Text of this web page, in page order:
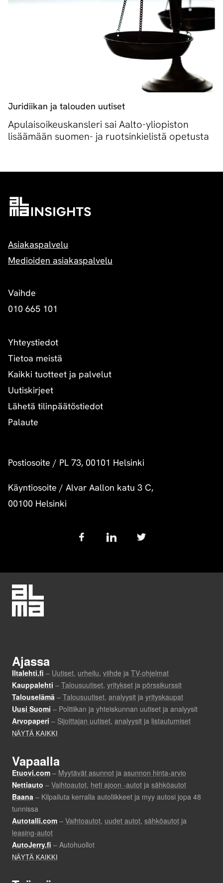
Juridiikan ja talouden uutiset
Apulaisoikeuskansleri sai Aalto-yliopiston
lisäämään suomen- ja ruotsinkielistä opetusta
Asiakaspalvelu
Medioiden asiakaspalvelu
Vaihde
010 665 101
Yhteystiedot
Tietoa meistä
Kaikki tuotteet ja palvelut
Uutiskirjeet
Lähetä tilinpäätöstiedot
Palaute
Postiosoite / PL 73, 00101 Helsinki
Käyntiosoite / Alvar Aallon katu 3 C,
00100 Helsinki